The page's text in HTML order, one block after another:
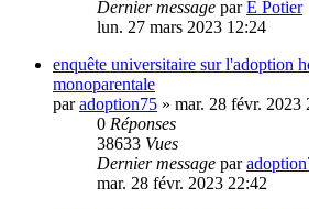
Dernier message parE Potier
lun. 27 mars 2023 12:24
enquête universitaire sur l'adoption
monoparentale
paradoption75 » mar. 28 févr. 2023
0 Réponses
38633 Vues
Dernier message par
mar. 28 févr. 2023 22:42